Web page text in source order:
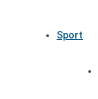
Sport